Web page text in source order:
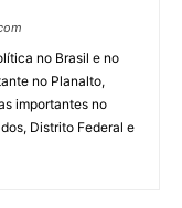
no Brasil e no
no Planalto,
importantes no
Distrito Federal e